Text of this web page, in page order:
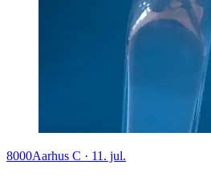
8000Aarhus C · 11. jul.